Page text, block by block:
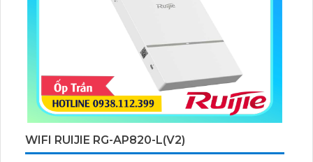
WIFI RUIJIE RG-AP820-L(V2)